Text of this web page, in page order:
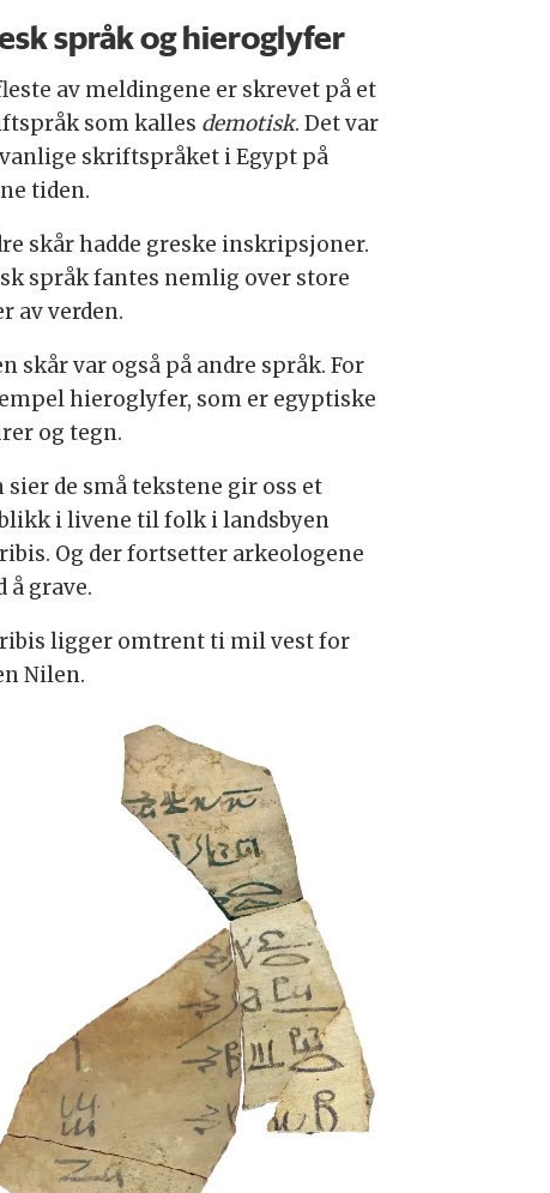
språk og hieroglyfer
av meldingene er skrevet på et
som kalles demotisk. Det var
skriftspråket i Egypt på
tiden.
skår hadde greske inskripsjoner.
språk fantes nemlig over store
av verden.
skår var også på andre språk. For
hieroglyfer, som er egyptiske
og tegn.
sier de små tekstene gir oss et
i livene til folk i landsbyen
Og der fortsetter arkeologene
å grave.
ligger omtrent ti mil vest for
Nilen.